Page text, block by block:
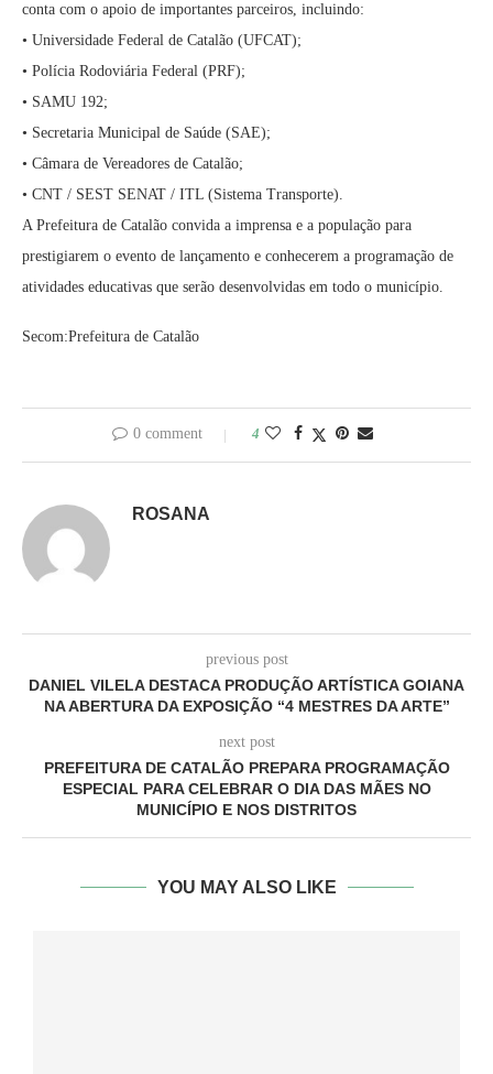
conta com o apoio de importantes parceiros, incluindo:
• Universidade Federal de Catalão (UFCAT);
• Polícia Rodoviária Federal (PRF);
• SAMU 192;
• Secretaria Municipal de Saúde (SAE);
• Câmara de Vereadores de Catalão;
• CNT / SEST SENAT / ITL (Sistema Transporte).
A Prefeitura de Catalão convida a imprensa e a população para
prestigiarem o evento de lançamento e conhecerem a programação de
atividades educativas que serão desenvolvidas em todo o município.
Secom:Prefeitura de Catalão
0 comment 4
ROSANA
previous post
DANIEL VILELA DESTACA PRODUÇÃO ARTÍSTICA GOIANA
NA ABERTURA DA EXPOSIÇÃO “4 MESTRES DA ARTE”
next post
PREFEITURA DE CATALÃO PREPARA PROGRAMAÇÃO
ESPECIAL PARA CELEBRAR O DIA DAS MÃES NO
MUNICÍPIO E NOS DISTRITOS
YOU MAY ALSO LIKE